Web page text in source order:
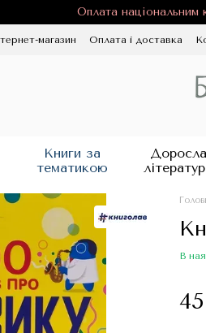
Оплата
магазин Оплата і доставка
Книги за
тематикою
Доросла
В